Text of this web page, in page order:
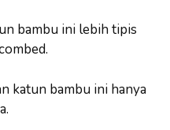
bambu ini lebih tipis
katun bambu ini hanya